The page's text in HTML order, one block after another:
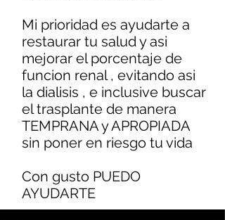
Mi prioridad es ayudarte a
restaurar tu salud y asi
mejorar el porcentaje de
funcion renal , evitando asi
la dialisis , e inclusive buscar
el trasplante de manera
TEMPRANA y APROPIADA
sin poner en riesgo tu vida
Con gusto PUEDO
AYUDARTE